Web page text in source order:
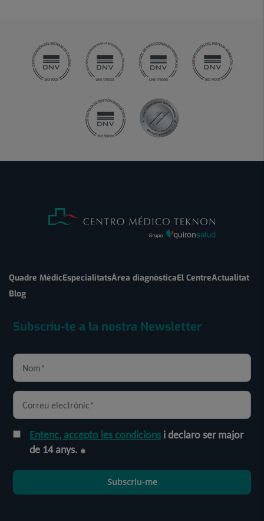
Quadre MèdicEspecialitatsÀrea diagnòsticaEl CentreActualitat
Blog
Subscriu-te a la nostra Newsletter
Entenc, accepto les condicions i declaro ser major
de 14 anys.
Subscriu-me